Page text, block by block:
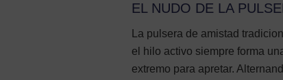
EL NUDO DE LA
La pulsera de amistad
el hilo activo siempre forma
extremo para apretar.